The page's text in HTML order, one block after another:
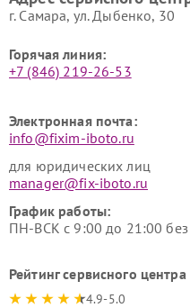
г. Самара, ул. Дыбенко, 30
Горячая линия:
+7 (846) 219-26-53
Электронная почта:
info@fixim-iboto.ru
для юридических лиц
manager@fix-iboto.ru
График работы:
ПН-ВСК с 9:00 до 21:00
Рейтинг сервисного центра
4.9-5.0